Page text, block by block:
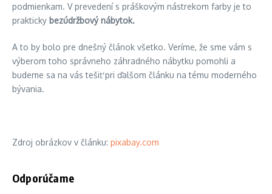
podmienkam. V prevedení s práškovým nástrekom farby je to
prakticky bezúdržbový nábytok.
A to by bolo pre dnešný článok všetko. Veríme, že sme vám s
výberom toho správneho záhradného nábytku pomohli a
budeme sa na vás tešiť pri ďalšom článku na tému moderného
bývania.
Zdroj obrázkov v článku: pixabay.com
Odporúčame